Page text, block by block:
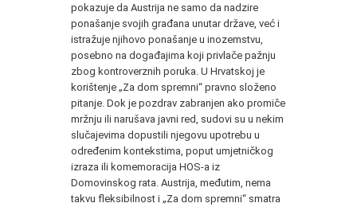
pokazuje da Austrija ne samo da nadzire
ponašanje svojih građana unutar države, već i
istražuje njihovo ponašanje u inozemstvu,
posebno na događajima koji privlače pažnju
zbog kontroverznih poruka. U Hrvatskoj je
korištenje „Za dom spremni“ pravno složeno
pitanje. Dok je pozdrav zabranjen ako promiče
mržnju ili narušava javni red, sudovi su u nekim
slučajevima dopustili njegovu upotrebu u
određenim kontekstima, poput umjetničkog
izraza ili komemoracija HOS-a iz
Domovinskog rata. Austrija, međutim, nema
takvu fleksibilnost i „Za dom spremni“ smatra